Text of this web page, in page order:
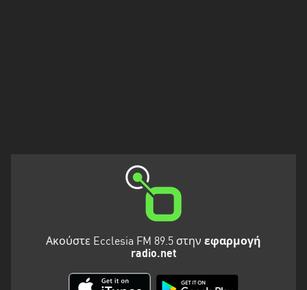
Ακούστε Ecclesia FM 89.5 στην εφαρμογή
radio.net